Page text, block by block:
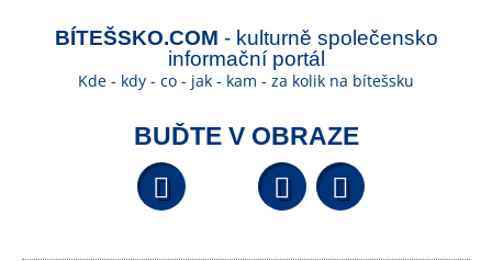
BÍTEŠSKO.COM - kulturně společensko
informační portál
Kde - kdy - co - jak - kam - za kolik na bítešsku
BUĎTE V OBRAZE
Facebook YouTube